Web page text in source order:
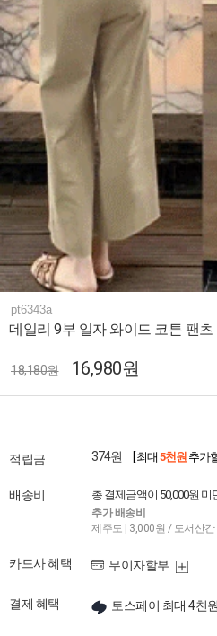
pt6343a
데일리 9부 일자 와이드 코튼 팬츠
18,180원 16,980원
적립금 374원 [ 최대 5천원 추가
배송비 총 결제금액이 50,000원
추가 배송비
제주도 | 3,000원 / 도서산
카드사 혜택 무이자할부
결제 혜택 토스페이 최대 4천